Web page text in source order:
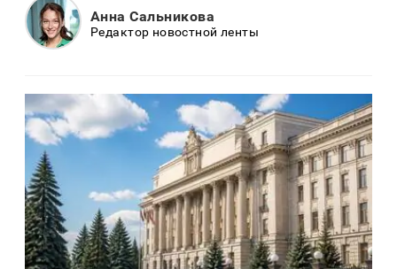
Анна Сальникова
Редактор новостной ленты